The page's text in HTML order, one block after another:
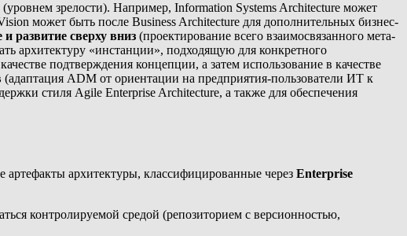
зрелости). Например, Information Systems Architecture может
может быть после Business Architecture для дополнительных бизнес-
развитие сверху вниз (проектирование всего взаимосвязанного мета-
архитектуру «инстанции», подходящую для конкретного
подтверждения концепции, а затем использование в качестве
(адаптация ADM от ориентации на предприятия-пользователи ИТ к
стиля Agile Enterprise Architecture, а также для обеспечения
архитектуры, классифицированные через Enterprise
контролируемой средой (репозиторием с версионностью,